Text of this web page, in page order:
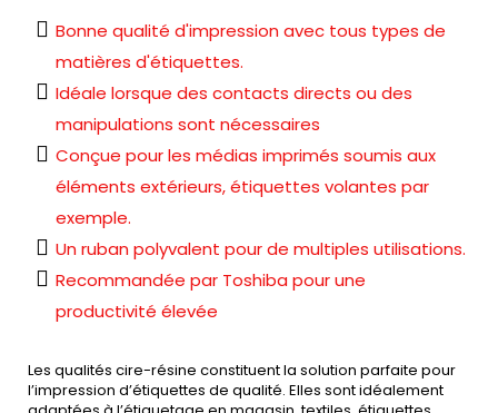
Bonne qualité d'impression avec tous types de
matières d'étiquettes.
Idéale lorsque des contacts directs ou des
manipulations sont nécessaires
Conçue pour les médias imprimés soumis aux
éléments extérieurs, étiquettes volantes par
exemple.
Un ruban polyvalent pour de multiples utilisations.
Recommandée par Toshiba pour une
productivité élevée
Les qualités cire-résine constituent la solution parfaite pour
l’impression d’étiquettes de qualité. Elles sont idéalement